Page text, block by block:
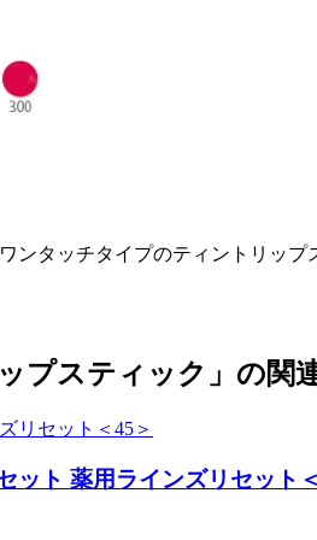
ンタッチタイプのティントリップ
プスティック」の関
ット 薬用ラインズリセット